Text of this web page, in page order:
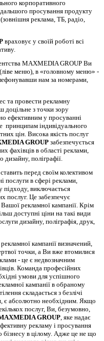
корпоративного
просування продукту
реклама, ТБ, радіо,
враховує у своїй роботі всі
MAXMEDIA GROUP Ви
меню), в «головному меню» -
нам за номерами,
та провести рекламну
з точки зору
ефективним у просуванні
принципам індивідуального
цін. Висока якість послуг
GROUP забезпечується
фахівців в області реклами,
дизайну, поліграфії.
ставить перед своїм колективом
послуги в сфері реклами,
підходу, виключається
послуг. Це забезпечує
Вашої рекламної кампанії. Крім
доступні ціни на такі види
дизайну, поліграфія, друк,
кампанії визначений,
точки, а Ви вже втомилися
- це є недвозначним
Команда професійних
умови для успішного
кампанії в обраному
складається з безлічі
є абсолютно необхідним. Якщо
послуг, Ви, безумовно,
GROUP , яке надає
рекламу і просування
бізнесу в цілому. Адже це не що